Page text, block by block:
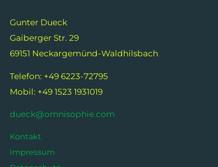
Gunter Dueck
Gaiberger Str. 29
69151 Neckargemünd-Waldhilsbach
Telefon: +49 6223-72795
Mobil: +49 1523 1931019
dueck@omnisophie.com
Kontakt
Impressum